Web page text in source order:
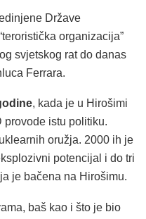
Države
organizacija”
svjetskog rat do danas
Ferrara.
, kada je u Hirošimi
istu politiku.
oružja. 2000 ih je
potencijal i do tri
je bačena na Hirošimu.
baš kao i što je bio